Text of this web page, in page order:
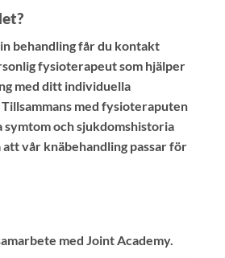
behandling får du kontakt
fysioterapeut som hjälper
med ditt individuella
med fysioteraputen
symtom och sjukdomshistoria
vår knäbehandling passar för
med Joint Academy.